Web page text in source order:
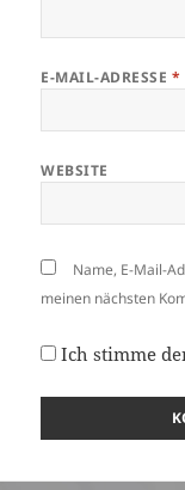
E-MAIL-ADRESSE *
WEBSITE
Name, E-Mail-
meinen nächsten
Ich stimme